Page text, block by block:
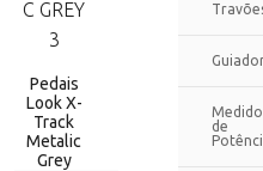
Pedais
Look X-
Track
Metalic
Grey
de